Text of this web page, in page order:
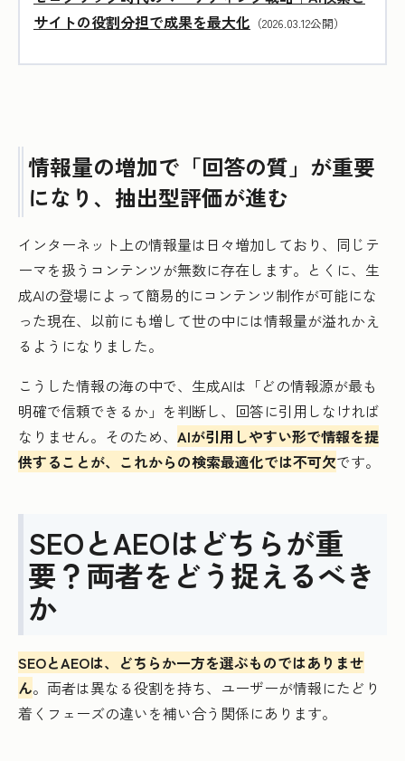
サイトの役割分担で成果を最大化 （2026.03.12公開）
情報量の増加で「回答の質」が重要
になり、抽出型評価が進む
インターネット上の情報量は日々増加しており、同じテ
ーマを扱うコンテンツが無数に存在します。とくに、生
成AIの登場によって簡易的にコンテンツ制作が可能にな
った現在、以前にも増して世の中には情報量が溢れかえ
るようになりました。
こうした情報の海の中で、生成AIは「どの情報源が最も
明確で信頼できるか」を判断し、回答に引用しなければ
なりません。そのため、 AIが引用しやすい形で情報を提
供することが、これからの検索最適化では不可欠です。
SEOとAEOはどちらが重
要？両者をどう捉えるべき
か
SEOとAEOは、どちらか一方を選ぶものではありませ
ん。両者は異なる役割を持ち、ユーザーが情報にたどり
着くフェーズの違いを補い合う関係にあります。